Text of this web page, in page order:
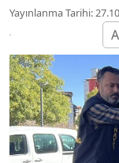
Yayınlanma Tarihi: